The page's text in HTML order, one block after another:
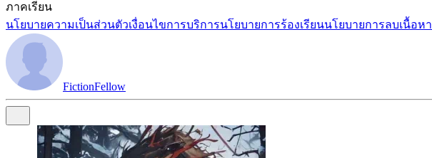
ภาคเรียน
นโยบายความเป็นส่วนตัวเงื่อนไขการบริการนโยบายการร้องเรียนนโยบายการลบเนื้อหา
FictionFellow